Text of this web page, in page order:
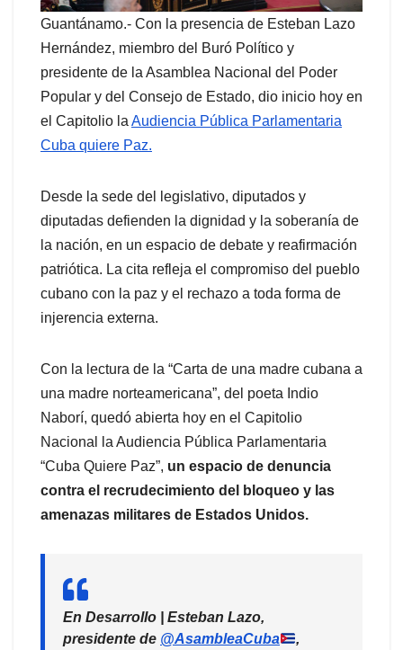
Guantánamo.- Con la presencia de Esteban Lazo
Hernández, miembro del Buró Político y
presidente de la Asamblea Nacional del Poder
Popular y del Consejo de Estado, dio inicio hoy en
el Capitolio la Audiencia Pública Parlamentaria
Cuba quiere Paz.
Desde la sede del legislativo, diputados y
diputadas defienden la dignidad y la soberanía de
la nación, en un espacio de debate y reafirmación
patriótica. La cita refleja el compromiso del pueblo
cubano con la paz y el rechazo a toda forma de
injerencia externa.
Con la lectura de la “Carta de una madre cubana a
una madre norteamericana”, del poeta Indio
Naborí, quedó abierta hoy en el Capitolio
Nacional la Audiencia Pública Parlamentaria
“Cuba Quiere Paz”, un espacio de denuncia
contra el recrudecimiento del bloqueo y las
amenazas militares de Estados Unidos.
En Desarrollo | Esteban Lazo,
presidente de @AsambleaCuba
,